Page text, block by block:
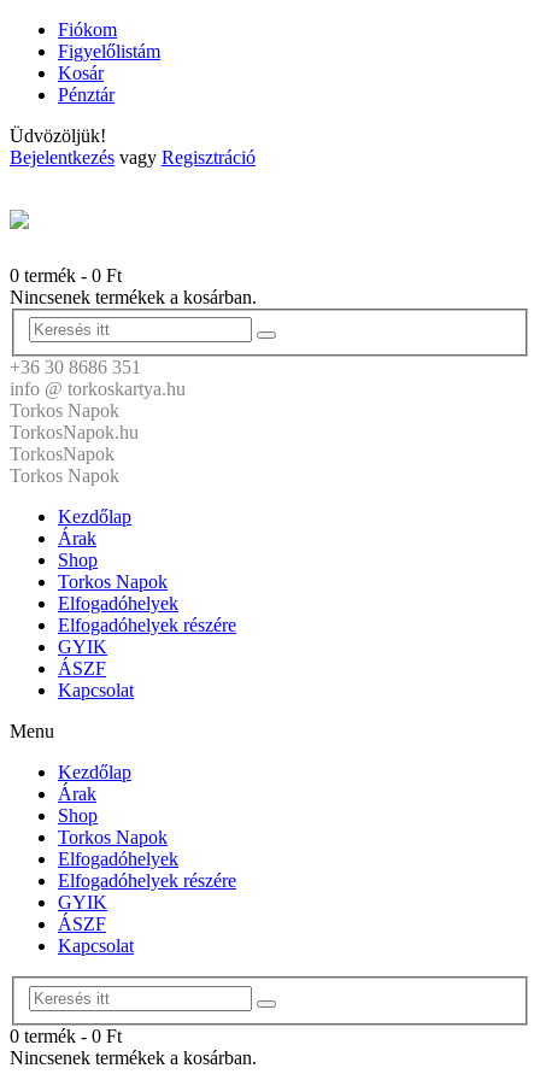
Fiókom
Figyelőlistám
Kosár
Pénztár
Üdvözöljük!
Bejelentkezés vagy Regisztráció
0 termék - 0 Ft
Nincsenek termékek a kosárban.
+36 30 8686 351
info @ torkoskartya.hu
Torkos Napok
TorkosNapok.hu
TorkosNapok
Torkos Napok
Kezdőlap
Árak
Shop
Torkos Napok
Elfogadóhelyek
Elfogadóhelyek részére
GYIK
ÁSZF
Kapcsolat
Menu
Kezdőlap
Árak
Shop
Torkos Napok
Elfogadóhelyek
Elfogadóhelyek részére
GYIK
ÁSZF
Kapcsolat
0 termék - 0 Ft
Nincsenek termékek a kosárban.